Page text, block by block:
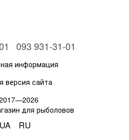
093 931-31-01
информация
версия сайта
для рыболовов
UA RU